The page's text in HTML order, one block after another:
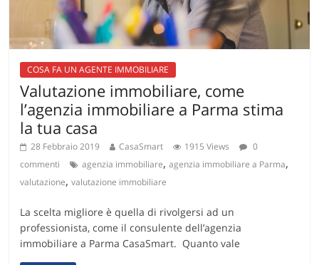
COSA FA UN AGENTE IMMOBILIARE
Valutazione immobiliare, come
l’agenzia immobiliare a Parma stima
la tua casa
28 Febbraio 2019 CasaSmart 1915 Views
0
commenti
agenzia immobiliare,agenzia immobiliare a Parma,
valutazione,valutazione immobiliare
La scelta migliore è quella di rivolgersi ad un
professionista, come il consulente dell’agenzia
immobiliare a Parma CasaSmart. Quanto vale